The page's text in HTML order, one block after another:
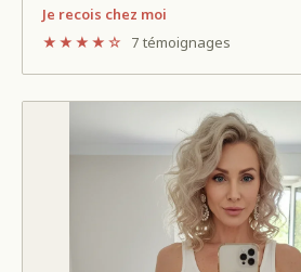
Je recois chez moi
★★★★☆
7 témoignages